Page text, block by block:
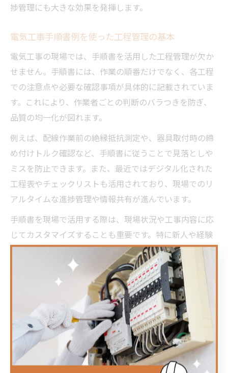
捗管理にも大きな効果を発揮します。
電気工事手順書例を使った工程管理の基本
電気工事の現場では、手順書を活用した工程管理が欠か
せません。手順書には、作業の順番だけでなく、各工程
での注意点や必要な確認事項が具体的に記載されていま
す。これにより、作業者ごとの判断のバラつきを防ぎ、
品質の均一化が図れます。
例えば、配線作業前の絶縁抵抗測定や、器具取付時の締
め付けトルク確認など、手順書に従うことで見落としや
ミスを防止できます。また、最近ではデジタル化された
工程表やチェックリストも活用されており、現場でのリ
アルタイムな進捗管理や情報共有が進んでいます。
手順書を現場で活用する際は、現場状況や工事内容に応
じてカスタマイズすることも重要です。特に新人や経験
の浅い作業者には、手順書例による反復学習や先輩の指
導と併用することで、早期のスキルアップが期待できま
効率的な電気工事フローで手戻りを防ぐ秘訣
電気工事の現場で最も避けたいのが、手戻りややり直し
による時間とコストのロスです。効率的なフローを実現
するためには、事前の工程計画と現場判断の的確さが不